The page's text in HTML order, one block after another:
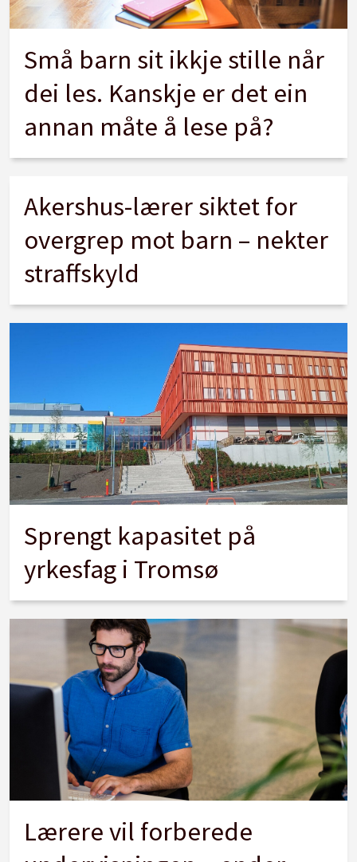
Små barn sit ikkje stille når
dei les. Kanskje er det ein
annan måte å lese på?
Akershus-lærer siktet for
overgrep mot barn – nekter
straffskyld
Sprengt kapasitet på
yrkesfag i Tromsø
Lærere vil forberede